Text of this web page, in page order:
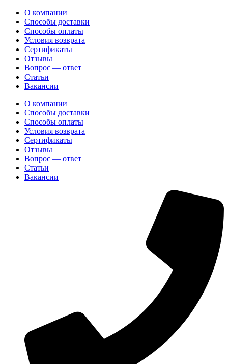
О компании
Способы доставки
Способы оплаты
Условия возврата
Сертификаты
Отзывы
Вопрос — ответ
Статьи
Вакансии
О компании
Способы доставки
Способы оплаты
Условия возврата
Сертификаты
Отзывы
Вопрос — ответ
Статьи
Вакансии